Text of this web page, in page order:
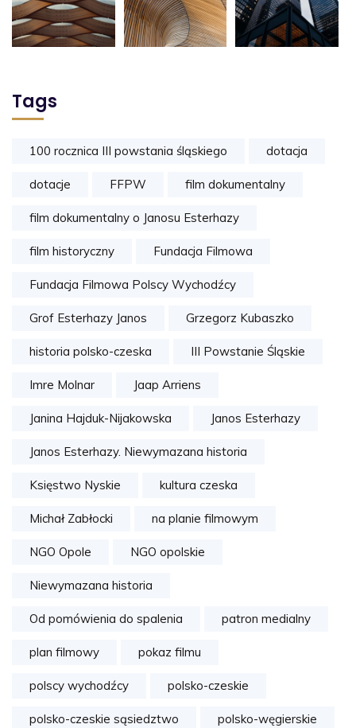
Tags
100 rocznica III powstania śląskiego dotacja
dotacje FFPW film dokumentalny
film dokumentalny o Janosu Esterhazy
film historyczny Fundacja Filmowa
Fundacja Filmowa Polscy Wychodźcy
Grof Esterhazy Janos Grzegorz Kubaszko
historia polsko-czeska III Powstanie Śląskie
Imre Molnar Jaap Arriens
Janina Hajduk-Nijakowska Janos Esterhazy
Janos Esterhazy. Niewymazana historia
Księstwo Nyskie kultura czeska
Michał Zabłocki na planie filmowym
NGO Opole NGO opolskie
Niewymazana historia
Od pomówienia do spalenia patron medialny
plan filmowy pokaz filmu
polscy wychodźcy polsko-czeskie
polsko-czeskie sąsiedztwo polsko-węgierskie